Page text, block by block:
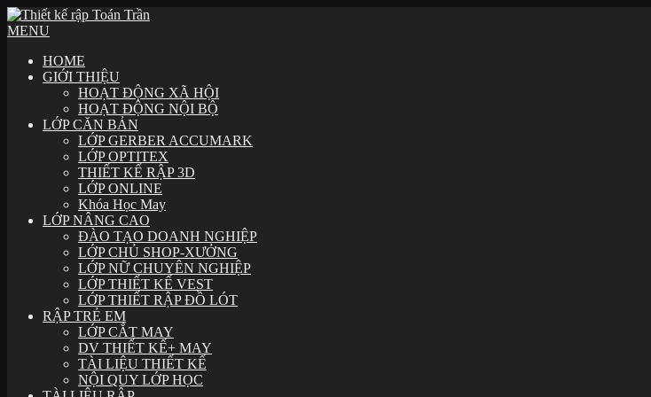
MENU
HOME
GIỚI THIỆU
HOẠT ĐỘNG XÃ HỘI
HOẠT ĐỘNG NỘI BỘ
LỚP CĂN BẢN
LỚP GERBER ACCUMARK
LỚP OPTITEX
THIẾT KẾ RẬP 3D
LỚP ONLINE
Khóa Học May
LỚP NÂNG CAO
ĐÀO TẠO DOANH NGHIỆP
LỚP CHỦ SHOP-XƯỞNG
LỚP NỮ CHUYÊN NGHIỆP
LỚP THIẾT KẾ VEST
LỚP THIẾT RẬP ĐỒ LÓT
RẬP TRẺ EM
LỚP CẮT MAY
DV THIẾT KẾ+ MAY
TÀI LIỆU THIẾT KẾ
NỘI QUY LỚP HỌC